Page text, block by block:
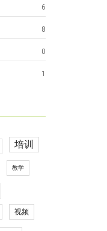
6
8
0
1
培训
教学
视频